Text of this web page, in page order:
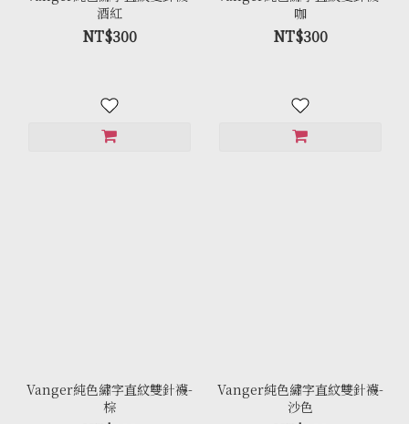
酒紅
NT$300
咖
NT$300
Vanger純色繡字直紋雙針襪-
棕
Vanger純色繡字直紋雙針襪-
沙色